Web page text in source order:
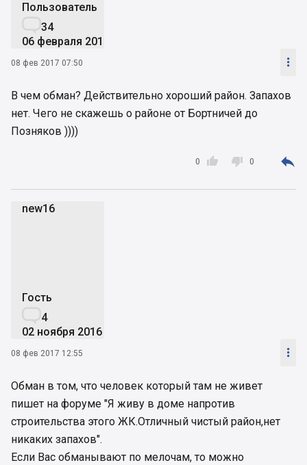
Пользователь
34
06 февраля 2017
08 фев 2017 07:50 
В чем обман? Действительно хороший район. Запахов
нет. Чего не скажешь о районе от Бортничей до
Позняков ))))

0  0 
new16
Гость
4
02 ноября 2016
08 фев 2017 12:55 
Обман в том, что человек который там не живет
пишет на форуме "Я живу в доме напротив
строительства этого ЖК.Отличный чистый район,нет
никаких запахов".
Если Вас обманывают по мелочам, то можно